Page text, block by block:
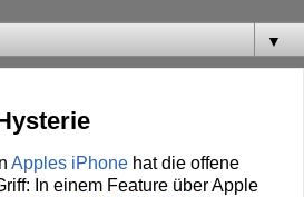
▼
Apples iPhone hat die offene
In einem Feature über Apple